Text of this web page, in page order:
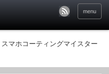
menu
スマホコーティングマイスター